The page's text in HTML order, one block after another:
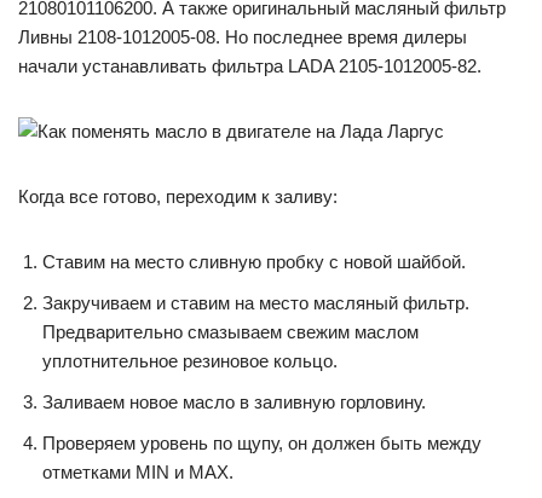
21080101106200. А также оригинальный масляный фильтр
Ливны 2108-1012005-08. Но последнее время дилеры
начали устанавливать фильтра LADA 2105-1012005-82.
Когда все готово, переходим к заливу:
Ставим на место сливную пробку с новой шайбой.
Закручиваем и ставим на место масляный фильтр.
Предварительно смазываем свежим маслом
уплотнительное резиновое кольцо.
Заливаем новое масло в заливную горловину.
Проверяем уровень по щупу, он должен быть между
отметками MIN и MAX.